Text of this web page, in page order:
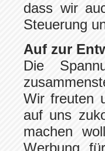
dass wir
Steuerung
Auf zur
Die
Wir freuten
auf uns
machen
Werbung